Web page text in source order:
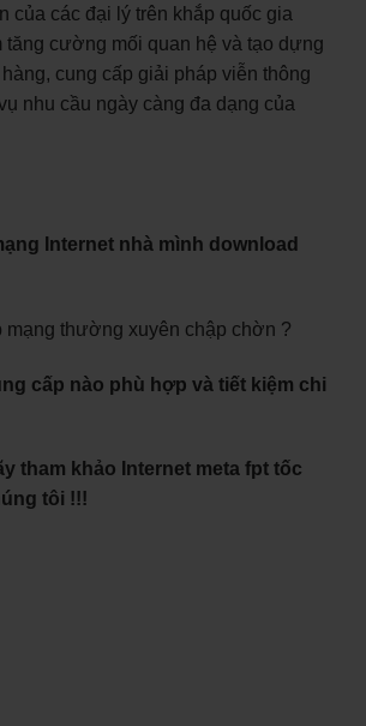
của các đại lý trên khắp quốc gia
tăng cường mối quan hệ và tạo dựng
cung cấp giải pháp viễn thông
nhu cầu ngày càng đa dạng của
Internet nhà mình download
thường xuyên chập chờn ?
cấp nào phù hợp và tiết kiệm chi
tham khảo Internet meta fpt tốc
tôi !!!